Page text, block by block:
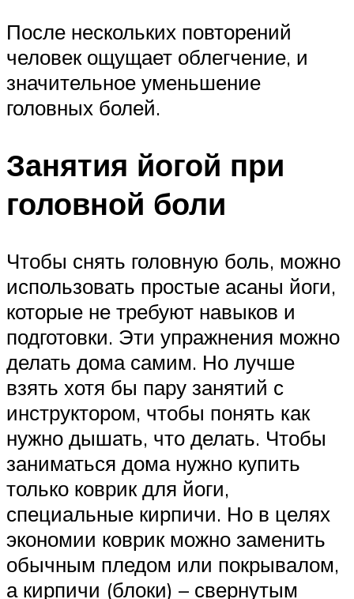
После нескольких повторений
человек ощущает облегчение, и
значительное уменьшение
головных болей.
Занятия йогой при
головной боли
Чтобы снять головную боль, можно
использовать простые асаны йоги,
которые не требуют навыков и
подготовки. Эти упражнения можно
делать дома самим. Но лучше
взять хотя бы пару занятий с
инструктором, чтобы понять как
нужно дышать, что делать. Чтобы
заниматься дома нужно купить
только коврик для йоги,
специальные кирпичи. Но в целях
экономии коврик можно заменить
обычным пледом или покрывалом,
а кирпичи (блоки) – свернутым